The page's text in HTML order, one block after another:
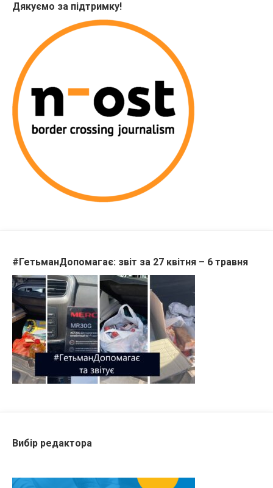
Дякуємо за підтримку!
#ГетьманДопомагає: звіт за 27 квітня – 6 травня
Вибір редактора